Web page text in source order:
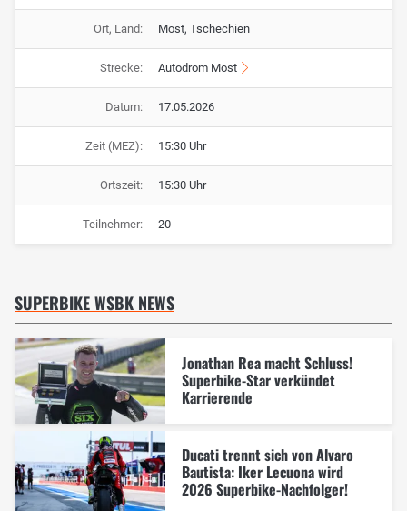
Ort, Land: Most, Tschechien
Strecke: Autodrom Most
Datum: 17.05.2026
Zeit (MEZ): 15:30 Uhr
Ortszeit: 15:30 Uhr
Teilnehmer: 20
SUPERBIKE WSBK NEWS
Jonathan Rea macht Schluss!
Superbike-Star verkündet
Karrierende
Ducati trennt sich von Alvaro
Bautista: Iker Lecuona wird
2026 Superbike-Nachfolger!